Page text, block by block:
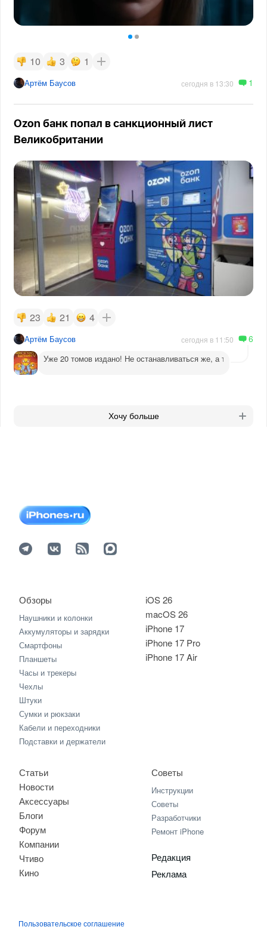
10 3 1
Артём Баусов сегодня в 13:30 1
Ozon банк попал в санкционный лист
Великобритании
23 21 4
Артём Баусов сегодня в 11:50 6
Уже 20 томов издано! Не останавливаться же, а то
Хочу больше
iOS 26
macOS 26
iPhone 17
iPhone 17 Pro
iPhone 17 Air
Обзоры
Наушники и колонки
Аккумуляторы и зарядки
Смартфоны
Планшеты
Часы и трекеры
Чехлы
Штуки
Сумки и рюкзаки
Кабели и переходники
Подставки и держатели
Статьи
Новости
Аксессуары
Блоги
Форум
Компании
Чтиво
Кино
Советы
Инструкции
Советы
Разработчики
Ремонт iPhone
Редакция
Реклама
Пользовательское соглашение